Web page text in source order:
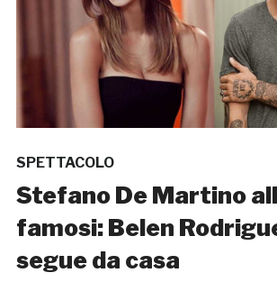
SPETTACOLO
Stefano De Martino
famosi: Belen
segue da casa